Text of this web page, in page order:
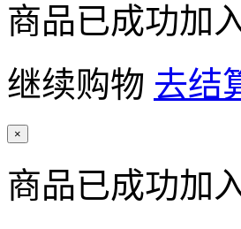
商品已成功加
继续购物 去结
×
商品已成功加